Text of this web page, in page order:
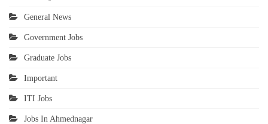
General News
Government Jobs
Graduate Jobs
Important
ITI Jobs
Jobs In Ahmednagar